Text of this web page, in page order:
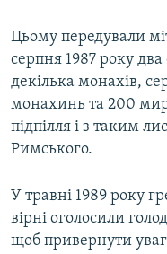
Цьому передували
серпня 1987 року
декілька монахів,
монахинь та 200
підпілля і з таким
Римського.
У травні 1989 року
вірні оголосили
щоб привернути